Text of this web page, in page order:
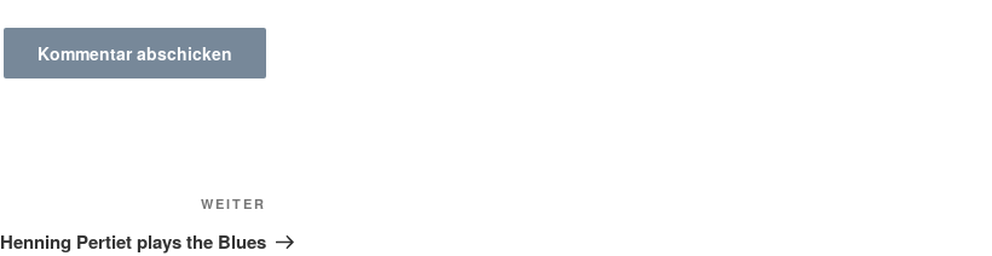
Beitrag
WEITER
Henning Pertiet plays the Blues